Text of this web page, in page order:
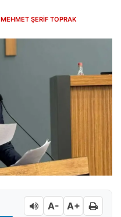
MEHMET ŞERİF TOPRAK
A- A+